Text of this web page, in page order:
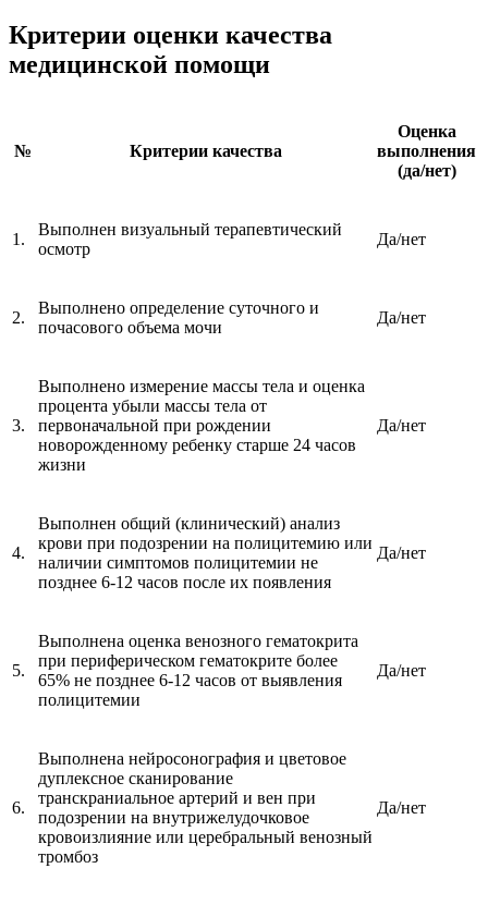
Критерии оценки качества
медицинской помощи
№ Критерии качества
Оценка
выполнения
(да/нет)
1.
Выполнен визуальный терапевтический
осмотр
Да/нет
2.
Выполнено определение суточного и
почасового объема мочи
Да/нет
3.
Выполнено измерение массы тела и оценка
процента убыли массы тела от
первоначальной при рождении
новорожденному ребенку старше 24 часов
жизни
Да/нет
4.
Выполнен общий (клинический) анализ
крови при подозрении на полицитемию или
наличии симптомов полицитемии не
позднее 6-12 часов после их появления
Да/нет
5.
Выполнена оценка венозного гематокрита
при периферическом гематокрите более
65% не позднее 6-12 часов от выявления
полицитемии
Да/нет
6.
Выполнена нейросонография и цветовое
дуплексное сканирование
транскраниальное артерий и вен при
подозрении на внутрижелудочковое
кровоизлияние или церебральный венозный
тромбоз
Да/нет